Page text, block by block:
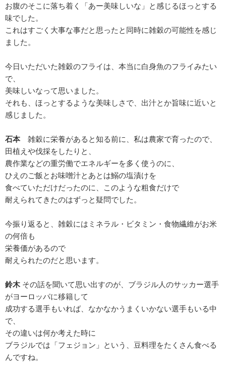
お腹のそこに落ち着く「あー美味しいな」と感じるほっとする
味でした。
これはすごく大事な事だと思ったと同時に雑穀の可能性を感じ
ました。
今日いただいた雑穀のフライは、本当に白身魚のフライみたい
で、
美味しいなって思いました。
それも、ほっとするような美味しさで、出汁とか旨味に近いと
感じました。
石本雑穀に栄養があると知る前に、私は農家で育ったので、
田植えや伐採をしたりと、
農作業などの重労働でエネルギーを多く使うのに、
ひえのご飯とお味噌汁とあとは鰯の塩漬けを
食べていただけだったのに、このような粗食だけで
耐えられてきたのはずっと疑問でした。
今振り返ると、雑穀にはミネラル・ビタミン・食物繊維がお米
の何倍も
栄養価があるので
耐えられたのだと思います。
鈴木その話を聞いて思い出すのが、ブラジル人のサッカー選手
がヨーロッパに移籍して
成功する選手もいれば、なかなかうまくいかない選手もいる中
で、
その違いは何か考えた時に
ブラジルでは「フェジョン」という、豆料理をたくさん食べる
んですね。